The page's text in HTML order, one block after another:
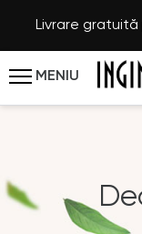
Livrare
MENIU